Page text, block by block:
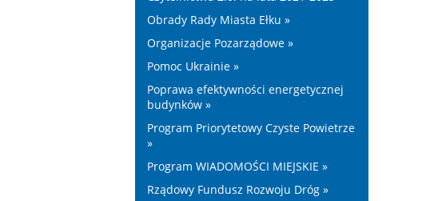
Obrady Rady Miasta Ełku »
Organizacje Pozarządowe »
Pomoc Ukrainie »
Poprawa efektywności energetycznej
budynków »
Program Priorytetowy Czyste Powietrze
»
Program WIADOMOŚCI MIEJSKIE »
Rządowy Fundusz Rozwoju Dróg »